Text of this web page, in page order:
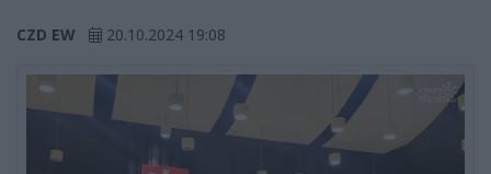
CZD EW 20.10.2024 19:08